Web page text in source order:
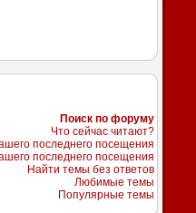
Поиск по форуму
Что сейчас читают?
последнего посещения
последнего посещения
Найти темы без ответов
Любимые темы
Популярные темы